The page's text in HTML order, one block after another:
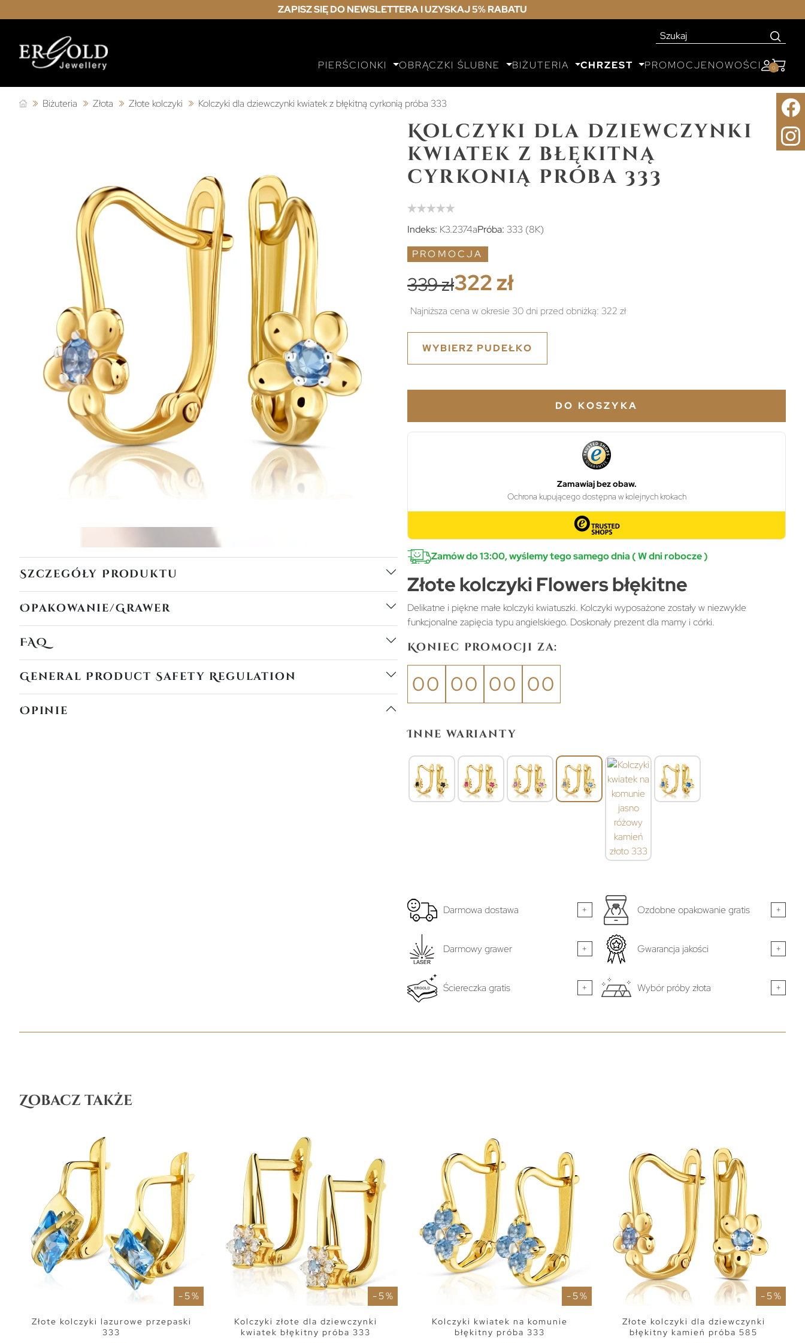
ZAPISZ SIĘ DO NEWSLETTERA I UZYSKAJ 5% RABATU
PIERŚCIONKI OBRĄCZKI ŚLUBNE BIŻUTERIA CHRZEST PROMOCJENOWOŚCI 0
Biżuteria Złota Złote kolczyki Kolczyki dla dziewczynki kwiatek z błękitną cyrkonią próba 333
Szczegóły Produktu
Opakowanie/Grawer
FAQ
General Product Safety Regulation
Opinie
Kolczyki dla dziewczynki
kwiatek z błękitną
cyrkonią próba 333
Indeks: K3.2374aPróba: 333 (8K)
PROMOCJA
339 zł322 zł
Najniższa cena w okresie 30 dni przed obniżką: 322 zł
WYBIERZ PUDEŁKO
DO KOSZYKA
Zamów do 13:00, wyślemy tego samego dnia ( W dni robocze )
Złote kolczyki Flowers błękitne
Delikatne i piękne małe kolczyki kwiatuszki. Kolczyki wyposażone zostały w niezwykle
funkcjonalne zapięcia typu angielskiego. Doskonały prezent dla mamy i córki.
Koniec promocji za:
00 00 00 00
Inne warianty
Darmowa dostawa + Ozdobne opakowanie gratis +
Darmowy grawer + Gwarancja jakości +
Ściereczka gratis + Wybór próby złota +
Zobacz także
- 5 %
Złote kolczyki lazurowe przepaski
333
- 5 %
Kolczyki złote dla dziewczynki
kwiatek błękitny próba 333
- 5 %
Kolczyki kwiatek na komunie
błękitny próba 333
- 5 %
Złote kolczyki dla dziewczynki
błękitny kamień próba 585